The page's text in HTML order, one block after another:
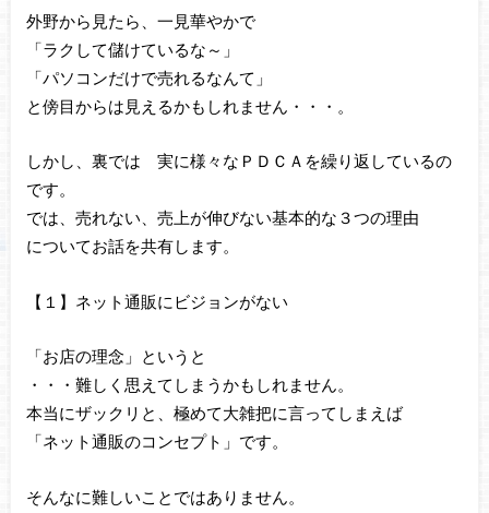
外野から見たら、一見華やかで
「ラクして儲けているな～」
「パソコンだけで売れるなんて」
と傍目からは見えるかもしれません・・・。
しかし、裏では 実に様々なＰＤＣＡを繰り返しているの
です。
では、売れない、売上が伸びない基本的な３つの理由
についてお話を共有します。
【１】ネット通販にビジョンがない
「お店の理念」というと
・・・難しく思えてしまうかもしれません。
本当にザックリと、極めて大雑把に言ってしまえば
「ネット通販のコンセプト」です。
そんなに難しいことではありません。